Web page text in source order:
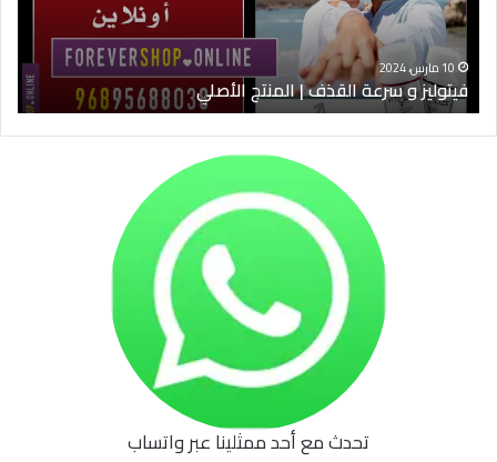
الأصلي
10 مارس، 2024
فيتوليز و سرعة القذف | المنتج الأصلي
تحدث مع أحد ممثلينا عبر واتساب